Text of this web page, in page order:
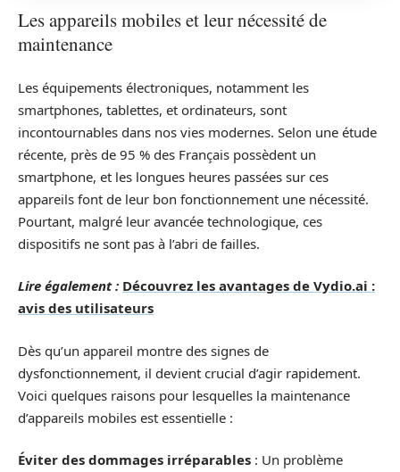
Les appareils mobiles et leur nécessité de
maintenance
Les équipements électroniques, notamment les
smartphones, tablettes, et ordinateurs, sont
incontournables dans nos vies modernes. Selon une étude
récente, près de 95 % des Français possèdent un
smartphone, et les longues heures passées sur ces
appareils font de leur bon fonctionnement une nécessité.
Pourtant, malgré leur avancée technologique, ces
dispositifs ne sont pas à l’abri de failles.
Lire également : Découvrez les avantages de Vydio.ai :
avis des utilisateurs
Dès qu’un appareil montre des signes de
dysfonctionnement, il devient crucial d’agir rapidement.
Voici quelques raisons pour lesquelles la maintenance
d’appareils mobiles est essentielle :
Éviter des dommages irréparables : Un problème